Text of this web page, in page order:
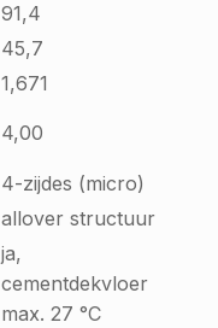
91,4
45,7
1,671
4,00
4-zijdes (micro)
allover structuur
ja,
cementdekvloer
max. 27 °C